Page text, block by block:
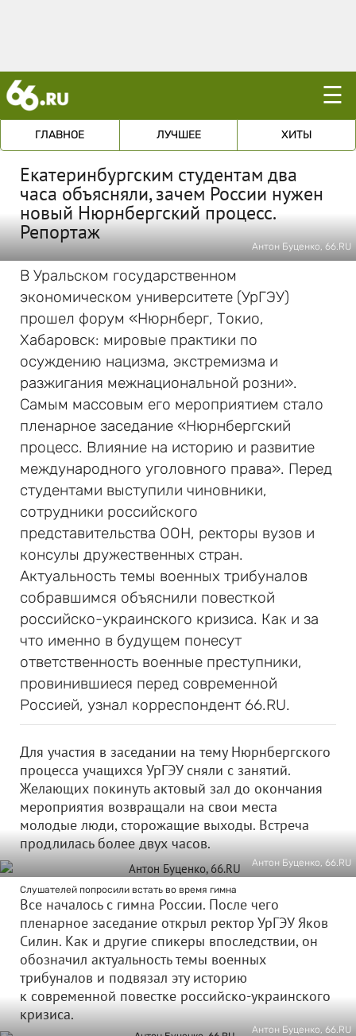
☰
ГЛАВНОЕ ЛУЧШЕЕ ХИТЫ
Екатеринбургским студентам два
часа объясняли, зачем России нужен
новый Нюрнбергский процесс.
Репортаж
Антон Буценко, 66.RU
В Уральском государственном
экономическом университете (УрГЭУ)
прошел форум «Нюрнберг, Токио,
Хабаровск: мировые практики по
осуждению нацизма, экстремизма и
разжигания межнациональной розни».
Самым массовым его мероприятием стало
пленарное заседание «Нюрнбергский
процесс. Влияние на историю и развитие
международного уголовного права». Перед
студентами выступили чиновники,
сотрудники российского
представительства ООН, ректоры вузов и
консулы дружественных стран.
Актуальность темы военных трибуналов
собравшимся объяснили повесткой
российско-украинского кризиса. Как и за
что именно в будущем понесут
ответственность военные преступники,
провинившиеся перед современной
Россией, узнал корреспондент 66.RU.
Для участия в заседании на тему Нюрнбергского
процесса учащихся УрГЭУ сняли с занятий.
Желающих покинуть актовый зал до окончания
мероприятия возвращали на свои места
молодые люди, сторожащие выходы. Встреча
продлилась более двух часов.
Антон Буценко, 66.RU
Слушателей попросили встать во время гимна
Все началось с гимна России. После чего
пленарное заседание открыл ректор УрГЭУ Яков
Силин. Как и другие спикеры впоследствии, он
обозначил актуальность темы военных
трибуналов и подвязал эту историю
к современной повестке российско-украинского
кризиса.
Антон Буценко, 66.RU